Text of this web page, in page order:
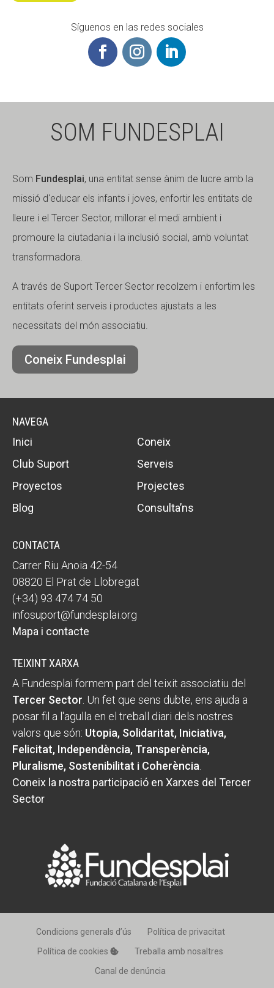
Síguenos en las redes sociales
SOM FUNDESPLAI
Som Fundesplai, una entitat sense ànim de lucre amb la
missió d'educar els infants i joves, enfortir les entitats de
lleure i el Tercer Sector, millorar el medi ambient i
promoure la ciutadania i la inclusió social, amb voluntat
transformadora.
A través de Suport Tercer Sector recolzem i enfortim les
entitats oferint serveis i productes ajustats a les
necessitats del món associatiu.
Coneix Fundesplai
NAVEGA
Inici
Coneix
Club Suport
Serveis
Proyectos
Projectes
Blog
Consulta’ns
CONTACTA
Carrer Riu Anoia 42-54
08820 El Prat de Llobregat
(+34) 93 474 74 50
infosuport@fundesplai.org
Mapa i contacte
TEIXINT XARXA
A Fundesplai formem part del teixit associatiu del
Tercer Sector. Un fet que sens dubte, ens ajuda a
posar fil a l'agulla en el treball diari dels nostres
valors que són: Utopia, Solidaritat, Iniciativa,
Felicitat, Independència, Transperència,
Pluralisme, Sostenibilitat i Coherència.
Coneix la nostra participació en Xarxes del Tercer
Sector
Condicions generals d’ús
Política de privacitat
Política de cookies
Treballa amb nosaltres
Canal de denúncia